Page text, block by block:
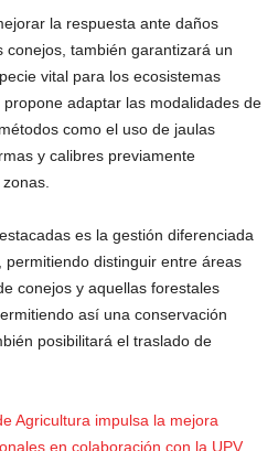
la respuesta ante daños
también garantizará un
vital para los ecosistemas
adaptar las modalidades de
como el uso de jaulas
y calibres previamente
es la gestión diferenciada
distinguir entre áreas
conejos y aquellas forestales
así una conservación
posibilitará el traslado de
Agricultura impulsa la mejora
en colaboración con la UPV